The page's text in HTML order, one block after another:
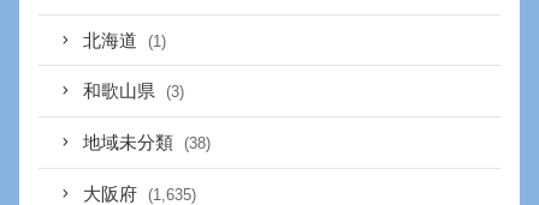
北海道 (1)
和歌山県 (3)
地域未分類 (38)
大阪府 (1,635)